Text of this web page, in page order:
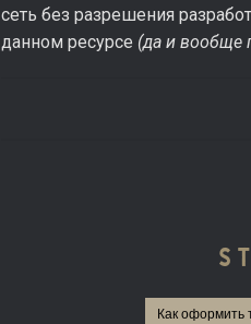
сеть без разрешения
данном ресурсе (да и вообще
Как оформить